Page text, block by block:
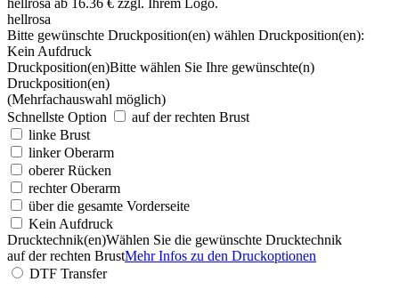
hellrosa
Bitte gewünschte Druckposition(en) wählen Druckposition(en):
Kein Aufdruck
Druckposition(en)Bitte wählen Sie Ihre gewünschte(n)
Druckposition(en)
(Mehrfachauswahl möglich)
Schnellste Option
auf der rechten Brust
linke Brust
linker Oberarm
oberer Rücken
rechter Oberarm
über die gesamte Vorderseite
Kein Aufdruck
Drucktechnik(en)Wählen Sie die gewünschte Drucktechnik
auf der rechten BrustMehr Infos zu den Druckoptionen
DTF Transfer